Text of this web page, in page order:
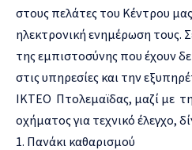
στους πελάτες του Κέντρου
ηλεκτρονική ενημέρωση τους.
της εμπιστοσύνης που έχουν
στις υπηρεσίες και την
ΙΚΤΕΟ Πτολεμαϊδας, μαζί με
οχήματος για τεχνικό έλεγχο,
Πανάκι καθαρισμού